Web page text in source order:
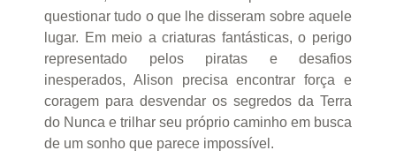
questionar tudo o que lhe disseram sobre aquele
lugar. Em meio a criaturas fantásticas, o perigo
representado pelos piratas e desafios
inesperados, Alison precisa encontrar força e
coragem para desvendar os segredos da Terra
do Nunca e trilhar seu próprio caminho em busca
de um sonho que parece impossível.